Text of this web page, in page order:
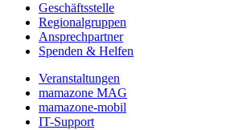
Geschäftsstelle
Regionalgruppen
Ansprechpartner
Spenden & Helfen
Veranstaltungen
mamazone MAG
mamazone-mobil
IT-Support